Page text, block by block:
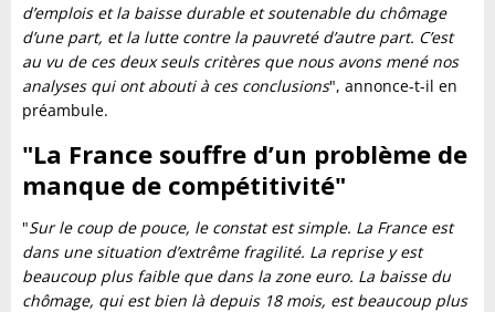
d’emplois et la baisse durable et soutenable du chômage
d’une part, et la lutte contre la pauvreté d’autre part. C’est
au vu de ces deux seuls critères que nous avons mené nos
analyses qui ont abouti à ces conclusions", annonce-t-il en
préambule.
"La France souffre d’un problème de
manque de compétitivité"
"Sur le coup de pouce, le constat est simple. La France est
dans une situation d’extrême fragilité. La reprise y est
beaucoup plus faible que dans la zone euro. La baisse du
chômage, qui est bien là depuis 18 mois, est beaucoup plus